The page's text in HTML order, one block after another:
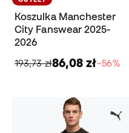
Koszulka Manchester
City Fanswear 2025-
2026
193,73 zł86,08 zł−56%